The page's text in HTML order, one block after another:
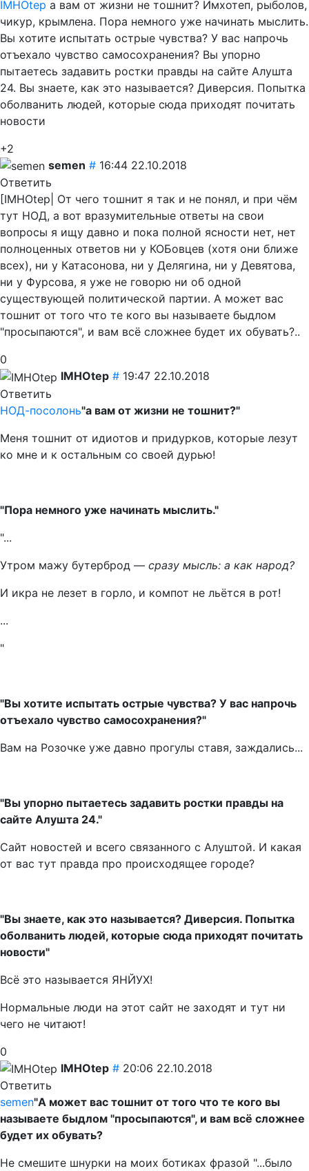
IMHOtep а вам от жизни не тошнит? Имхотеп, рыболов,
чикур, крымлена. Пора немного уже начинать мыслить.
Вы хотите испытать острые чувства? У вас напрочь
отъехало чувство самосохранения? Вы упорно
пытаетесь задавить ростки правды на сайте Алушта
24. Вы знаете, как это называется? Диверсия. Попытка
оболванить людей, которые сюда приходят почитать
новости
+2
semen # 16:44 22.10.2018
Ответить
[IMHOtep| От чего тошнит я так и не понял, и при чём
тут НОД, а вот вразумительные ответы на свои
вопросы я ищу давно и пока полной ясности нет, нет
полноценных ответов ни у КОБовцев (хотя они ближе
всех), ни у Катасонова, ни у Делягина, ни у Девятова,
ни у Фурсова, я уже не говорю ни об одной
существующей политической партии. А может вас
тошнит от того что те кого вы называете быдлом
"просыпаются", и вам всё сложнее будет их обувать?..
0
IMHOtep # 19:47 22.10.2018
Ответить
НОД-посолонь"а вам от жизни не тошнит?"
Меня тошнит от идиотов и придурков, которые лезут
ко мне и к остальным со своей дурью!
"Пора немного уже начинать мыслить."
"...
Утром мажу бутерброд — сразу мысль: а как народ?
И икра не лезет в горло, и компот не льётся в рот!
...
"
"Вы хотите испытать острые чувства? У вас напрочь
отъехало чувство самосохранения?"
Вам на Розочке уже давно прогулы ставя, заждались...
"Вы упорно пытаетесь задавить ростки правды на
сайте Алушта 24."
Сайт новостей и всего связанного с Алуштой. И какая
от вас тут правда про происходящее городе?
"Вы знаете, как это называется? Диверсия. Попытка
оболванить людей, которые сюда приходят почитать
новости"
Всё это называется ЯНЙУХ!
Нормальные люди на этот сайт не заходят и тут ни
чего не читают!
0
IMHOtep # 20:06 22.10.2018
Ответить
semen"А может вас тошнит от того что те кого вы
называете быдлом "просыпаются", и вам всё сложнее
будет их обувать?
Не смешите шнурки на моих ботиках фразой "...было